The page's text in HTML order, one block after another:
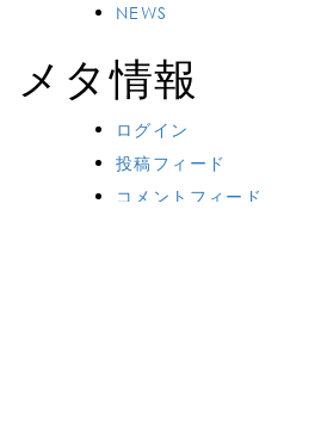
NEWS
メタ情報
ログイン
投稿フィード
コメントフィード